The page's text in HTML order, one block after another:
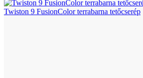
Twiston 9 FusionColor terrabarna tetőcserép